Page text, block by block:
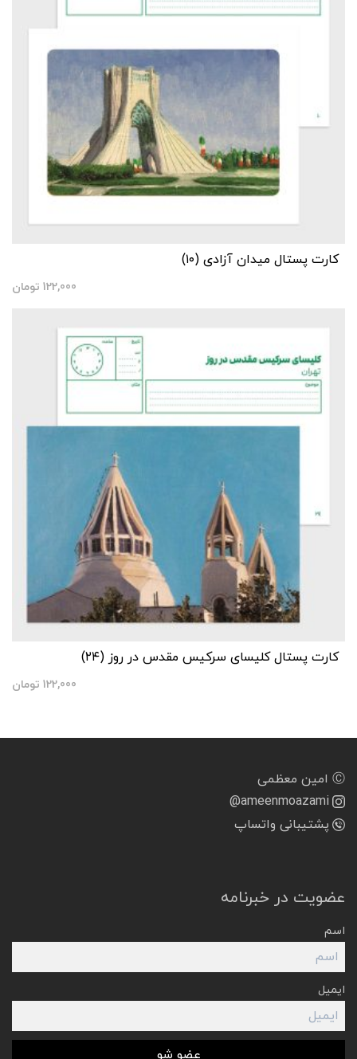
کارت پستال میدان آزادی (۱۰)
122,000 تومان
کارت پستال کلیسای سرکیس مقدس در روز (۲۴)
122,000 تومان
Ⓒ امین معظمی
@ameenmoazami
پشتیبانی واتساپ
عضویت در خبرنامه
اسم
ایمیل